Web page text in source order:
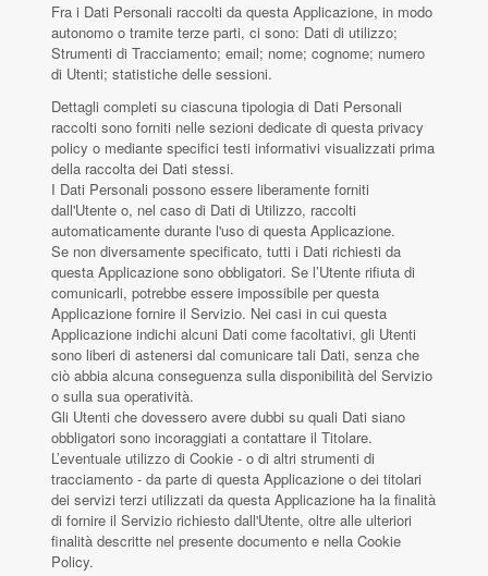
Fra i Dati Personali raccolti da questa Applicazione, in modo
autonomo o tramite terze parti, ci sono: Dati di utilizzo;
Strumenti di Tracciamento; email; nome; cognome; numero
di Utenti; statistiche delle sessioni.
Dettagli completi su ciascuna tipologia di Dati Personali
raccolti sono forniti nelle sezioni dedicate di questa privacy
policy o mediante specifici testi informativi visualizzati prima
della raccolta dei Dati stessi.
I Dati Personali possono essere liberamente forniti
dall'Utente o, nel caso di Dati di Utilizzo, raccolti
automaticamente durante l'uso di questa Applicazione.
Se non diversamente specificato, tutti i Dati richiesti da
questa Applicazione sono obbligatori. Se l’Utente rifiuta di
comunicarli, potrebbe essere impossibile per questa
Applicazione fornire il Servizio. Nei casi in cui questa
Applicazione indichi alcuni Dati come facoltativi, gli Utenti
sono liberi di astenersi dal comunicare tali Dati, senza che
ciò abbia alcuna conseguenza sulla disponibilità del Servizio
o sulla sua operatività.
Gli Utenti che dovessero avere dubbi su quali Dati siano
obbligatori sono incoraggiati a contattare il Titolare.
L’eventuale utilizzo di Cookie - o di altri strumenti di
tracciamento - da parte di questa Applicazione o dei titolari
dei servizi terzi utilizzati da questa Applicazione ha la finalità
di fornire il Servizio richiesto dall'Utente, oltre alle ulteriori
finalità descritte nel presente documento e nella Cookie
Policy.